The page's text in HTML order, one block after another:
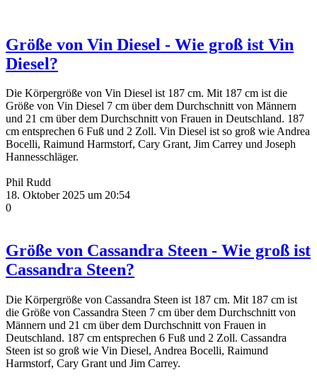
Größe von Vin Diesel - Wie groß ist Vin
Diesel?
Die Körpergröße von Vin Diesel ist 187 cm. Mit 187 cm ist die
Größe von Vin Diesel 7 cm über dem Durchschnitt von Männern
und 21 cm über dem Durchschnitt von Frauen in Deutschland. 187
cm entsprechen 6 Fuß und 2 Zoll. Vin Diesel ist so groß wie Andrea
Bocelli, Raimund Harmstorf, Cary Grant, Jim Carrey und Joseph
Hannesschläger.
Phil Rudd
18. Oktober 2025 um 20:54
0
Größe von Cassandra Steen - Wie groß ist
Cassandra Steen?
Die Körpergröße von Cassandra Steen ist 187 cm. Mit 187 cm ist
die Größe von Cassandra Steen 7 cm über dem Durchschnitt von
Männern und 21 cm über dem Durchschnitt von Frauen in
Deutschland. 187 cm entsprechen 6 Fuß und 2 Zoll. Cassandra
Steen ist so groß wie Vin Diesel, Andrea Bocelli, Raimund
Harmstorf, Cary Grant und Jim Carrey.